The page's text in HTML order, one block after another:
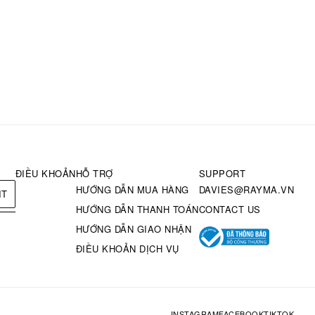
ĐIỀU KHOẢNHỖ TRỢ
HƯỚNG DẪN MUA HÀNG
HƯỚNG DẪN THANH TOÁN
HƯỚNG DẪN GIAO NHẬN
ĐIỀU KHOẢN DỊCH VỤ
SUPPORT
DAVIES@RAYMA.VN
CONTACT US